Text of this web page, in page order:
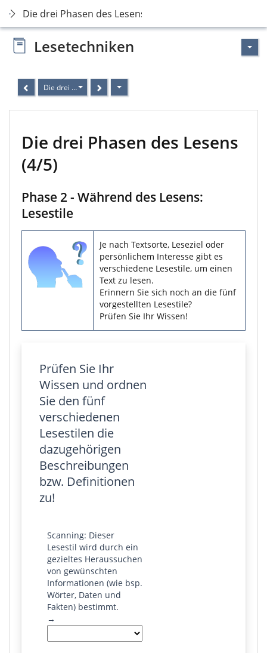
Die drei Phasen des Lesens
Lesetechniken
Die drei Phasen des Lesens (4/5)
Die drei Phasen des Lesens
(4/5)
Phase 2 - Während des Lesens:
Lesestile
Je nach Textsorte, Leseziel oder
persönlichem Interesse gibt es
verschiedene Lesestile, um einen
Text zu lesen.
Erinnern Sie sich noch an die fünf
vorgestellten Lesestile?
Prüfen Sie Ihr Wissen!
Prüfen Sie Ihr
Wissen und ordnen
Sie den fünf
verschiedenen
Lesestilen die
dazugehörigen
Beschreibungen
bzw. Definitionen
zu!
Scanning: Dieser
Lesestil wird durch ein
gezieltes Heraussuchen
von gewünschten
Informationen (wie bsp.
Wörter, Daten und
Fakten) bestimmt.
→